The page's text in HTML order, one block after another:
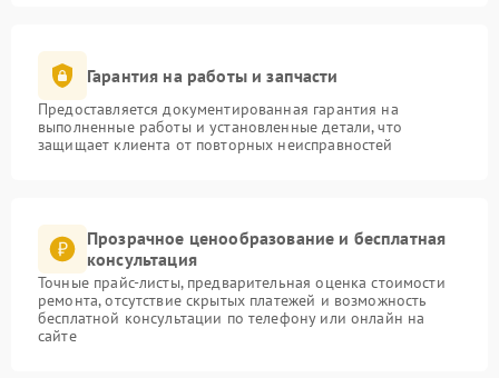
Гарантия на работы и запчасти
Предоставляется документированная гарантия на
выполненные работы и установленные детали, что
защищает клиента от повторных неисправностей
Прозрачное ценообразование и бесплатная
консультация
Точные прайс-листы, предварительная оценка стоимости
ремонта, отсутствие скрытых платежей и возможность
бесплатной консультации по телефону или онлайн на
сайте